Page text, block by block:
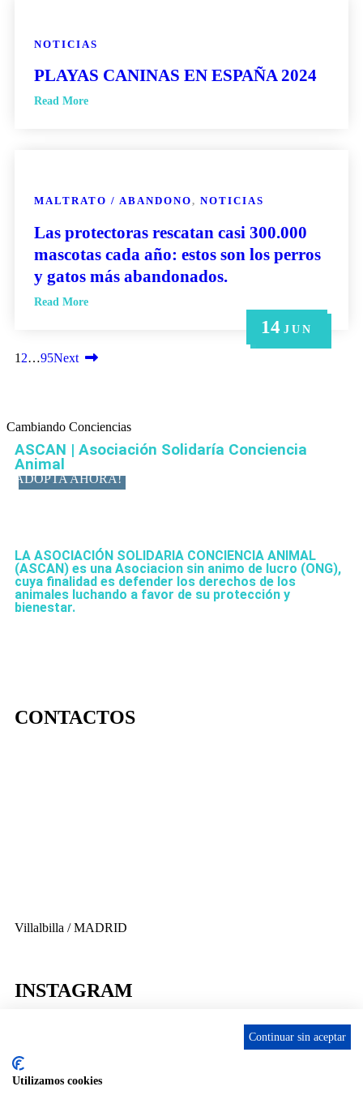
14 JUN
6 MAY
6 MAY
21 JUN
NOTICIAS
PLAYAS CANINAS EN ESPAÑA 2024
Read More
14 JUN
MALTRATO / ABANDONO, NOTICIAS
Las protectoras rescatan casi 300.000
mascotas cada año: estos son los perros
y gatos más abandonados.
Read More
1 2…95Next
Cambiando Conciencias
ASCAN | Asociación Solidaría Conciencia
Animal
ADOPTA AHORA!
LA ASOCIACIÓN SOLIDARIA CONCIENCIA ANIMAL
(ASCAN) es una Asociacion sin animo de lucro (ONG),
cuya finalidad es defender los derechos de los
animales luchando a favor de su protección y
bienestar.
CONTACTOS
Villalbilla / MADRID
INSTAGRAM
ENLACES
Continuar sin aceptar
Utilizamos cookies